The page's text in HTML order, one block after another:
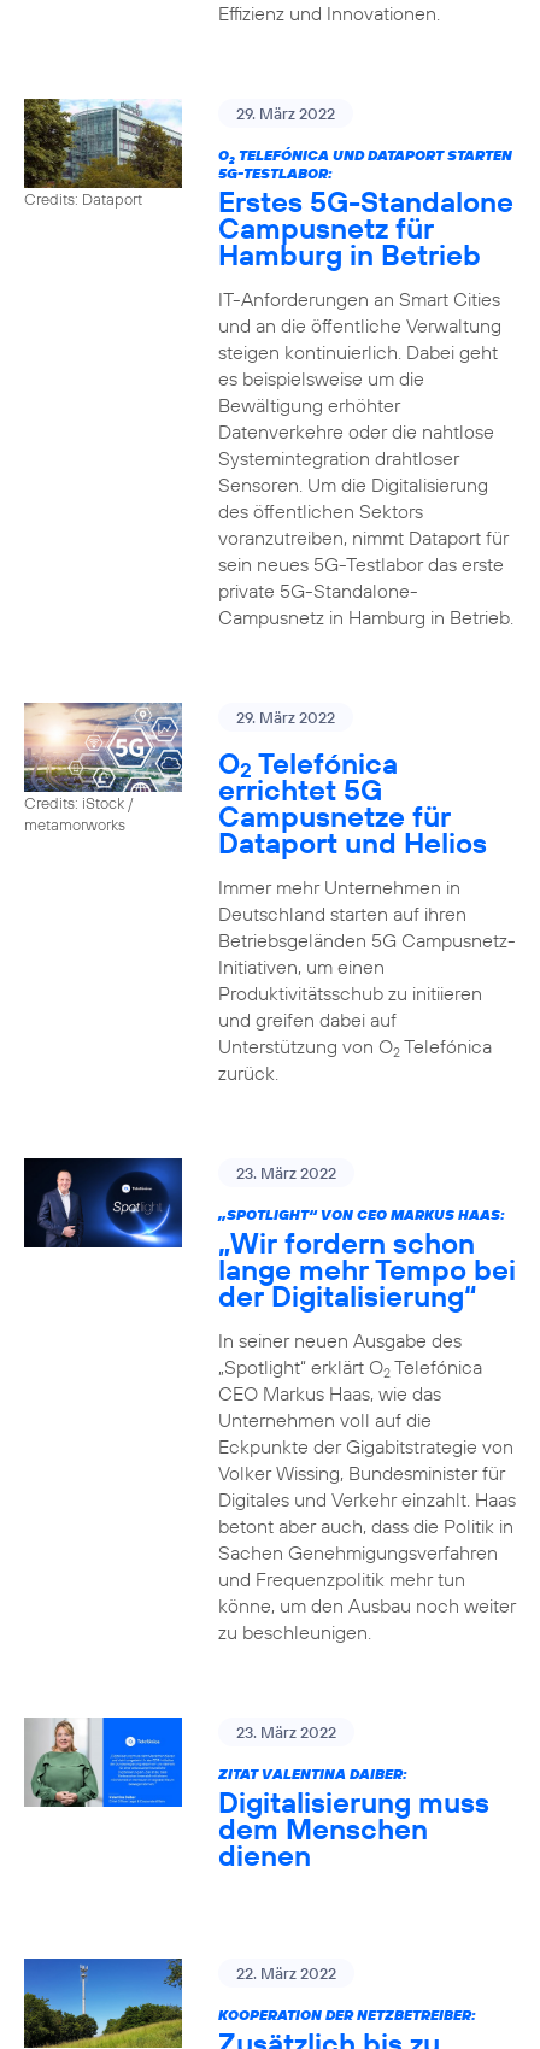
Effizienz und Innovationen.
Credits: Dataport
29. März 2022
O2TELEFÓNICA UND DATAPORT STARTEN
5G-TESTLABOR:
Erstes 5G-Standalone
Campusnetz für
Hamburg in Betrieb
IT-Anforderungen an Smart Cities
und an die öffentliche Verwaltung
steigen kontinuierlich. Dabei geht
es beispielsweise um die
Bewältigung erhöhter
Datenverkehre oder die nahtlose
Systemintegration drahtloser
Sensoren. Um die Digitalisierung
des öffentlichen Sektors
voranzutreiben, nimmt Dataport für
sein neues 5G-Testlabor das erste
private 5G-Standalone-
Campusnetz in Hamburg in Betrieb.
Credits: iStock /
metamorworks
29. März 2022
O2 Telefónica
errichtet 5G
Campusnetze für
Dataport und Helios
Immer mehr Unternehmen in
Deutschland starten auf ihren
Betriebsgeländen 5G Campusnetz-
Initiativen, um einen
Produktivitätsschub zu initiieren
und greifen dabei auf
Unterstützung von O2Telefónica
zurück.
23. März 2022
„SPOTLIGHT“ VON CEO MARKUS HAAS:
„Wir fordern schon
lange mehr Tempo bei
der Digitalisierung“
In seiner neuen Ausgabe des
„Spotlight“ erklärt O2Telefónica
CEO Markus Haas, wie das
Unternehmen voll auf die
Eckpunkte der Gigabitstrategie von
Volker Wissing, Bundesminister für
Digitales und Verkehr einzahlt. Haas
betont aber auch, dass die Politik in
Sachen Genehmigungsverfahren
und Frequenzpolitik mehr tun
könne, um den Ausbau noch weiter
zu beschleunigen.
23. März 2022
ZITAT VALENTINA DAIBER:
Digitalisierung muss
dem Menschen
dienen
22. März 2022
KOOPERATION DER NETZBETREIBER: